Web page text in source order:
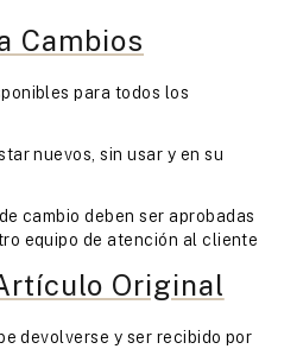
Cambios
para todos los
nuevos, sin usar y en su
cambio deben ser aprobadas
equipo de atención al cliente
Original
devolverse y ser recibido por